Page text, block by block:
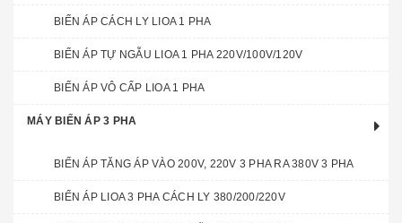
BIẾN ÁP CÁCH LY LIOA 1 PHA
BIẾN ÁP TỰ NGẪU LIOA 1 PHA 220V/100V/120V
BIẾN ÁP VÔ CẤP LIOA 1 PHA
MÁY BIẾN ÁP 3 PHA
BIẾN ÁP TĂNG ÁP VÀO 200V, 220V 3 PHA RA 380V 3 PHA
BIẾN ÁP LIOA 3 PHA CÁCH LY 380/200/220V